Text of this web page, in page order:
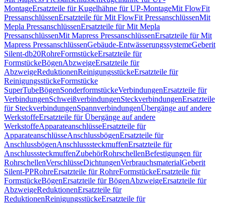
MontageErsatzteile für Kugelhähne für UP-MontageMit FlowFit
PressanschlüssenErsatzteile für Mit FlowFit PressanschlüssenMit
Mepla PressanschlüssenErsatzteile für Mit Mepla
PressanschlüssenMit Mapress PressanschlüssenErsatzteile für Mit
Mapress PressanschlüssenGebäude-EntwässerungssystemeGeberit
Silent-db20RohreFormstückeErsatzteile für
FormstückeBögenAbzweigeErsatzteile für
AbzweigeReduktionenReinigungsstückeErsatzteile für
ReinigungsstückeFormstücke
SuperTubeBögenSonderformstückeVerbindungenErsatzteile für
VerbindungenSchweißverbindungenSteckverbindungenErsatzteile
für SteckverbindungenSpannverbindungenÜbergänge auf andere
WerkstoffeErsatzteile für Übergänge auf andere
WerkstoffeApparateanschlüsseErsatzteile für
ApparateanschlüsseAnschlussbögenErsatzteile für
AnschlussbögenAnschlusssteckmuffenErsatzteile für
AnschlusssteckmuffenZubehörRohrschellenBefestigungen für
RohrschellenVerschlüsseDichtungenVerbrauchsmaterialGeberit
Silent-PPRohreErsatzteile für RohreFormstückeErsatzteile für
FormstückeBögenErsatzteile für BögenAbzweigeErsatzteile für
AbzweigeReduktionenErsatzteile für
ReduktionenReinigungsstückeErsatzteile für